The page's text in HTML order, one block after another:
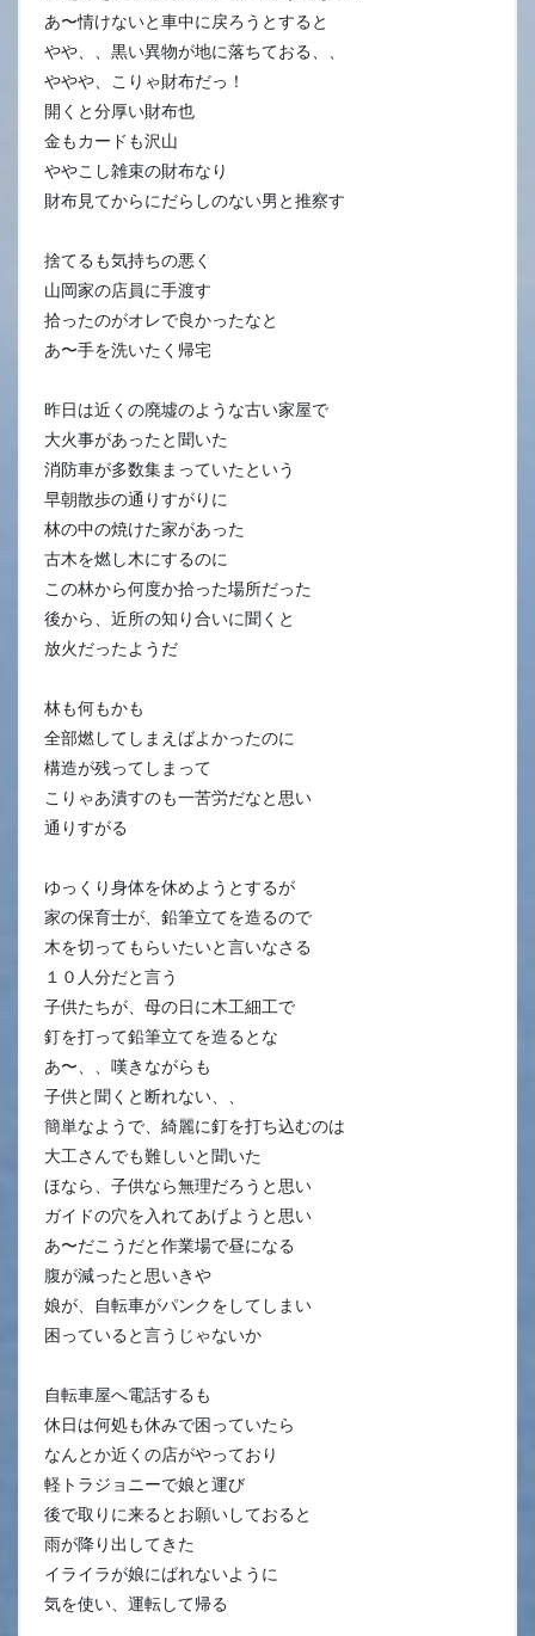
あ〜情けないと車中に戻ろうとすると
やや、、黒い異物が地に落ちておる、、
ややや、こりゃ財布だっ！
開くと分厚い財布也
金もカードも沢山
ややこし雑束の財布なり
財布見てからにだらしのない男と推察す
捨てるも気持ちの悪く
山岡家の店員に手渡す
拾ったのがオレで良かったなと
あ〜手を洗いたく帰宅
昨日は近くの廃墟のような古い家屋で
大火事があったと聞いた
消防車が多数集まっていたという
早朝散歩の通りすがりに
林の中の焼けた家があった
古木を燃し木にするのに
この林から何度か拾った場所だった
後から、近所の知り合いに聞くと
放火だったようだ
林も何もかも
全部燃してしまえばよかったのに
構造が残ってしまって
こりゃあ潰すのも一苦労だなと思い
通りすがる
ゆっくり身体を休めようとするが
家の保育士が、鉛筆立てを造るので
木を切ってもらいたいと言いなさる
１０人分だと言う
子供たちが、母の日に木工細工で
釘を打って鉛筆立てを造るとな
あ〜、、嘆きながらも
子供と聞くと断れない、、
簡単なようで、綺麗に釘を打ち込むのは
大工さんでも難しいと聞いた
ほなら、子供なら無理だろうと思い
ガイドの穴を入れてあげようと思い
あ〜だこうだと作業場で昼になる
腹が減ったと思いきや
娘が、自転車がパンクをしてしまい
困っていると言うじゃないか
自転車屋へ電話するも
休日は何処も休みで困っていたら
なんとか近くの店がやっており
軽トラジョニーで娘と運び
後で取りに来るとお願いしておると
雨が降り出してきた
イライラが娘にばれないように
気を使い、運転して帰る